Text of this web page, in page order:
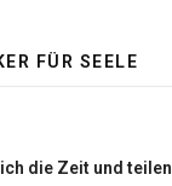
FÜR SEELE
die Zeit und teilen